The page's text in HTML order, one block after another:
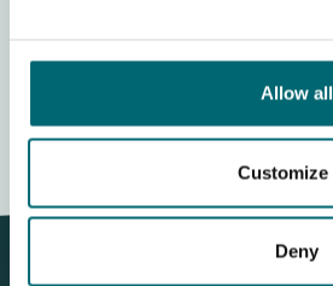
Allow all
Customize
Deny